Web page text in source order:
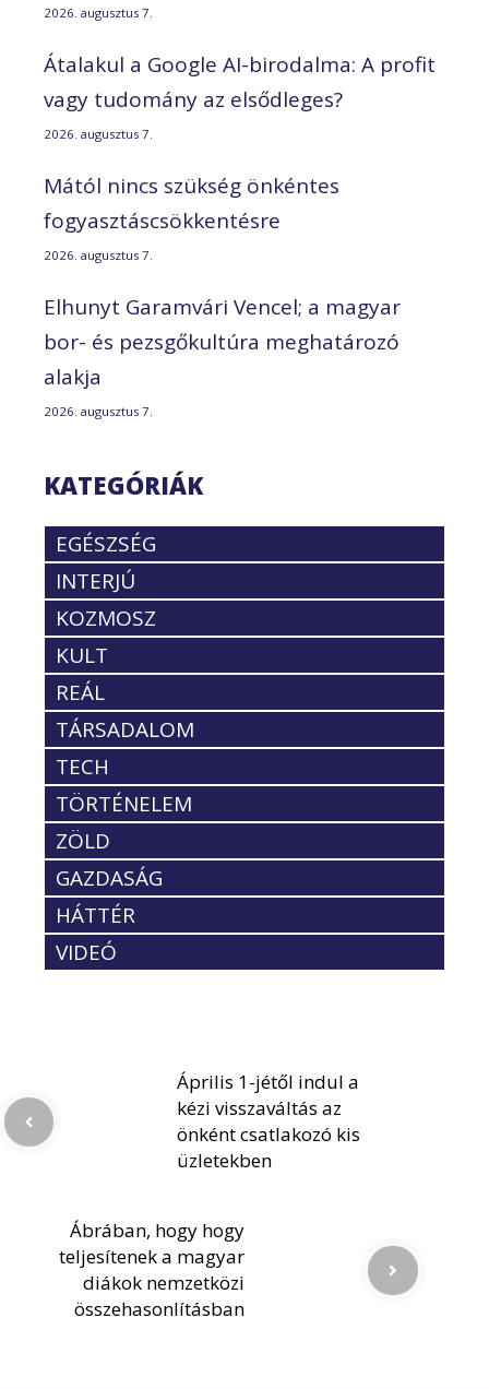
2026. augusztus 7.
Átalakul a Google AI-birodalma: A profit
vagy tudomány az elsődleges?
2026. augusztus 7.
Mától nincs szükség önkéntes
fogyasztáscsökkentésre
2026. augusztus 7.
Elhunyt Garamvári Vencel; a magyar
bor- és pezsgőkultúra meghatározó
alakja
2026. augusztus 7.
KATEGÓRIÁK
EGÉSZSÉG
INTERJÚ
KOZMOSZ
KULT
REÁL
TÁRSADALOM
TECH
TÖRTÉNELEM
ZÖLD
GAZDASÁG
HÁTTÉR
VIDEÓ
Április 1-jétől indul a
kézi visszaváltás az
önként csatlakozó kis
üzletekben
Ábrában, hogy hogy
teljesítenek a magyar
diákok nemzetközi
összehasonlításban